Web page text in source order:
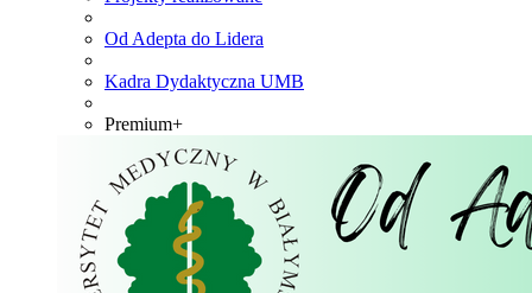
Od Adepta do Lidera
Kadra Dydaktyczna UMB
Premium+